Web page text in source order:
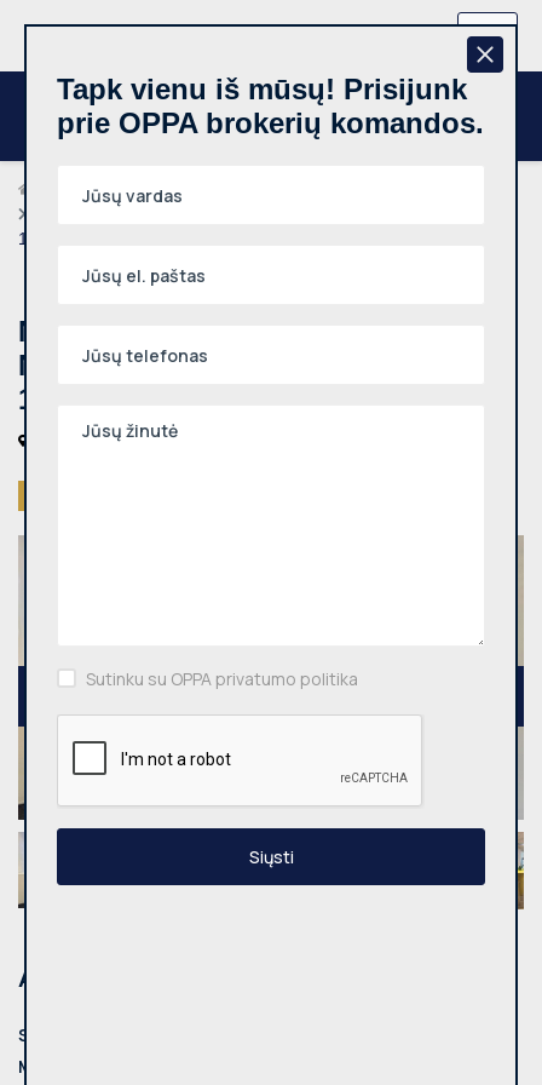
LT
Brokeriai
Snieguolė Vaičekauskienė
Nuomojamas biuro patalpos, Naujamiestis, A. Goštauto g.,
18m², 1 aukštas
Nuomojamas biuro patalpos,
Naujamiestis, A. Goštauto g., 18m²,
1 aukštas
Vilniaus m., Naujamiestis, A. Goštauto g.
Adresas
Savivaldybė:
Miestas:
Tapk vienu iš mūsų! Prisijunk
prie OPPA brokerių komandos.
Sutinku su OPPA privatumo politika
Siųsti